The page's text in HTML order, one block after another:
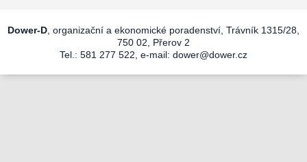
Dower-D , organizační a ekonomické poradenství, Trávník 1315/28,
750 02, Přerov 2
Tel.: 581 277 522, e-mail: dower@dower.cz